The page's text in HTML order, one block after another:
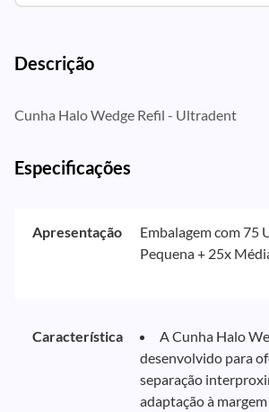
Descrição
Cunha Halo Wedge Refil - Ultradent
Especificações
Apresentação
Embalagem com 75
Pequena + 25x
Característica
A Cunha Halo
desenvolvido para
separação
adaptação à